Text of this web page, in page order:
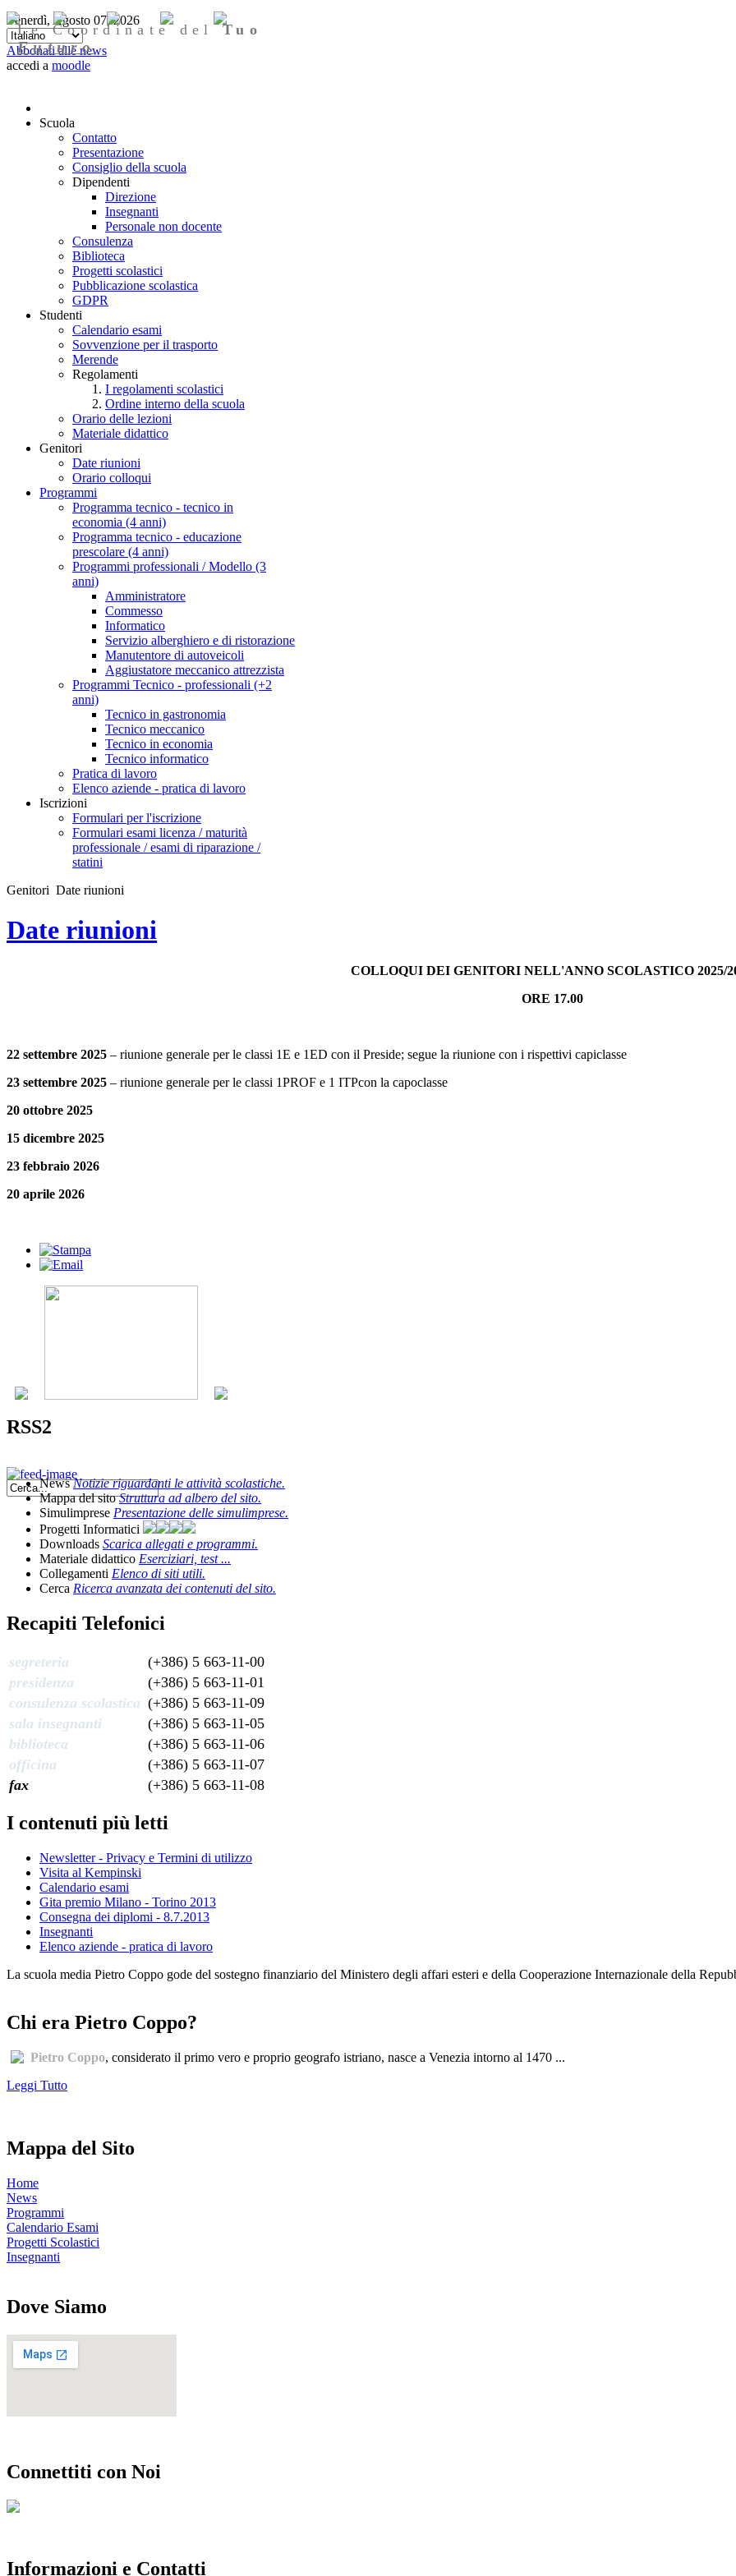
Venerdì, Agosto 07, 2026
Abbonati alle news
accedi a moodle
Le Coordinate delTuo
Futuro
Scuola
Contatto
Presentazione
Consiglio della scuola
Dipendenti
Direzione
Insegnanti
Personale non docente
Consulenza
Biblioteca
Progetti scolastici
Pubblicazione scolastica
GDPR
Studenti
Calendario esami
Sovvenzione per il trasporto
Merende
Regolamenti
I regolamenti scolastici
Ordine interno della scuola
Orario delle lezioni
Materiale didattico
Genitori
Date riunioni
Orario colloqui
Programmi
Programma tecnico - tecnico in
economia (4 anni)
Programma tecnico - educazione
prescolare (4 anni)
Programmi professionali / Modello (3
anni)
Amministratore
Commesso
Informatico
Servizio alberghiero e di ristorazione
Manutentore di autoveicoli
Aggiustatore meccanico attrezzista
Programmi Tecnico - professionali (+2
anni)
Tecnico in gastronomia
Tecnico meccanico
Tecnico in economia
Tecnico informatico
Pratica di lavoro
Elenco aziende - pratica di lavoro
Iscrizioni
Formulari per l'iscrizione
Formulari esami licenza / maturità
professionale / esami di riparazione /
statini
Genitori Date riunioni
Date riunioni
COLLOQUI DEI GENITORI NELL'ANNO SCOLASTICO 2025/
ORE 17.00
22 settembre 2025 – riunione generale per le classi 1E e 1ED con il Preside; segue la riunione con i rispettivi capiclasse
23 settembre 2025 – riunione generale per le classi 1PROF e 1 ITPcon la capoclasse
20 ottobre 2025
15 dicembre 2025
23 febbraio 2026
20 aprile 2026
RSS2
NewsNotizie riguardanti le attività scolastiche.
Mappa del sitoStruttura ad albero del sito.
Simulimprese Presentazione delle simulimprese.
Progetti Informatici
Downloads Scarica allegati e programmi.
Materiale didattico Eserciziari, test ...
Collegamenti Elenco di siti utili.
Cerca Ricerca avanzata dei contenuti del sito.
Recapiti Telefonici
segreteria
(+386) 5 663-11-00
presidenza
(+386) 5 663-11-01
consulenza scolastica (+386) 5 663-11-09
sala insegnanti
(+386) 5 663-11-05
biblioteca
(+386) 5 663-11-06
officina
(+386) 5 663-11-07
fax
(+386) 5 663-11-08
I contenuti più letti
Newsletter - Privacy e Termini di utilizzo
Visita al Kempinski
Calendario esami
Gita premio Milano - Torino 2013
Consegna dei diplomi - 8.7.2013
Insegnanti
Elenco aziende - pratica di lavoro
La scuola media Pietro Coppo gode del sostegno finanziario del Ministero degli affari esteri e della Cooperazione Internazionale della
Chi era Pietro Coppo?
Pietro Coppo, considerato il primo vero e proprio geografo istriano, nasce a Venezia intorno al 1470 ...
Leggi Tutto
Mappa del Sito
Home
News
Programmi
Calendario Esami
Progetti Scolastici
Insegnanti
Dove Siamo
Connettiti con Noi
Informazioni e Contatti